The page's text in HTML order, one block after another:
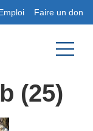
Faire un don
(25)